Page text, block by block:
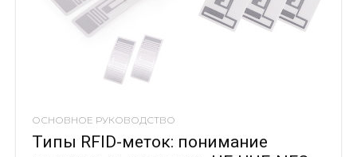
ОСНОВНОЕ РУКОВОДСТВО
Типы RFID-меток: понимание